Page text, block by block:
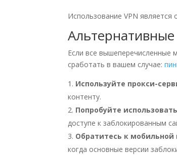
Использование VPN
Если все вышеперечисленные
сработать в вашем случае:
Используйте прокси-
контенту.
Попробуйте
доступе к заблокированным
Обратитесь к мобильной
когда основные версии